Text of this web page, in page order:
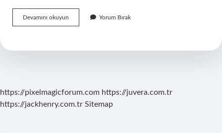
Devamını okuyun Enfeksiyon
Insandan
Bulaşır
Yorum Bırak
https://pixelmagicforum.com https://juvera.com.tr
https://jackhenry.com.tr Sitemap